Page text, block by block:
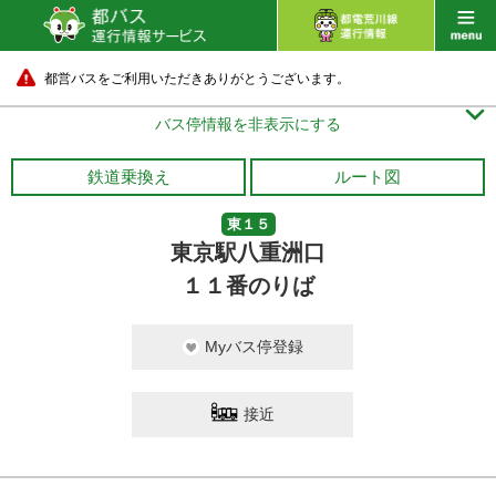
都営バスをご利用いただきありがとうございます。
バス停情報を非表示にする 
鉄道乗換え ルート図
東１５
東京駅八重洲口
１１番のりば
Myバス停登録
接近